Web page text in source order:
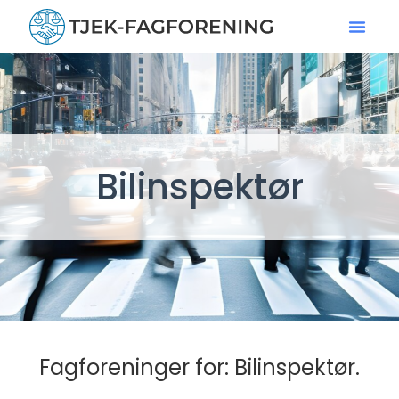
Bilinspektør
Fagforeninger for: Bilinspektør.